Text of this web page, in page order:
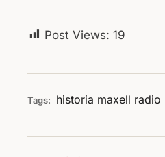
Post Views: 19
Tags: historia maxell radio